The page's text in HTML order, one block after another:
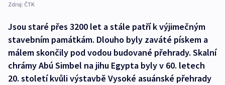
Zdroj: ČTK
Jsou staré přes 3200 let a stále patří k výjimečným
stavebním památkám. Dlouho byly zaváté pískem a
málem skončily pod vodou budované přehrady. Skalní
chrámy Abú Simbel na jihu Egypta byly v 60. letech
20. století kvůli výstavbě Vysoké asuánské přehrady